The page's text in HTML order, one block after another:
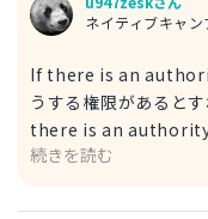
ネイティブキャ
If there is an
うする権限があるとす
there is an
be me. 決断する権限
「誰が決めるのか」
続きを読む